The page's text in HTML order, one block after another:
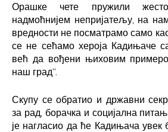
Орашке чете пружили
надмоћнијем непријатељу, на
вредности не посматрамо само
се не сећамо хероја Кадињаче
већ да вођени њиховим
наш град”.
Скупу се обратио и државни
за рад, борачка и социјална
је нагласио да ће Кадињача увек